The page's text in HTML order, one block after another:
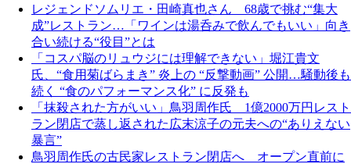
レジェンドソムリエ・田崎真也さん 68歳で挑む“集大
成”レストラン…「ワインは湯呑みで飲んでもいい」向き
合い続ける“役目”とは
「コスパ脳のリュウジには理解できない」堀江貴文
氏、“食用菊ばらまき” 炎上の “反撃動画” 公開…騒動後も
続く “食のパフォーマンス化” に反発も
「抹殺された方がいい」鳥羽周作氏 1億2000万円レスト
ラン閉店で蒸し返された広末涼子の元夫への“ありえない
暴言”
鳥羽周作氏の古民家レストラン閉店へ オープン直前に